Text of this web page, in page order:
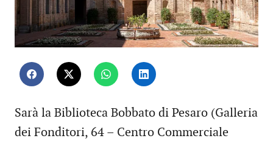
Sarà la Biblioteca Bobbato di Pesaro (Galleria
dei Fonditori, 64 – Centro Commerciale